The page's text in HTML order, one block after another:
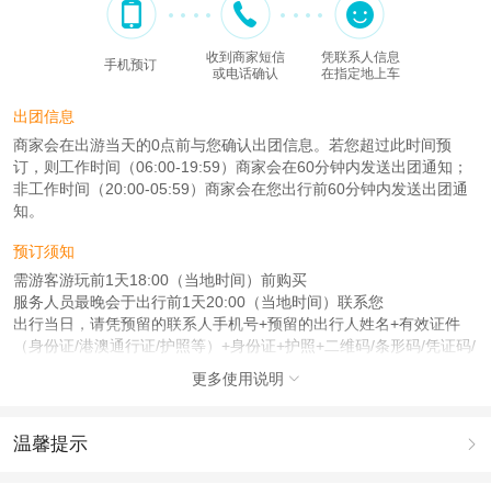
手机预订
收到商家短信
或电话确认
凭联系人信息
在指定地上车
出团信息
商家会在出游当天的0点前与您确认出团信息。若您超过此时间预
订，则工作时间（06:00-19:59）商家会在60分钟内发送出团通知；
非工作时间（20:00-05:59）商家会在您出行前60分钟内发送出团通
知。
预订须知
需游客游玩前1天18:00（当地时间）前购买
服务人员最晚会于出行前1天20:00（当地时间）联系您
出行当日，请凭预留的联系人手机号+预留的出行人姓名+有效证件
（身份证/港澳通行证/护照等）+身份证+护照+二维码/条形码/凭证码/
电子票+电子确认单在预定地点集合，需携带下单时提交的证件
成人：6周岁 – 79周岁；
儿童：3周岁 – 5周岁；
更多使用说明 
温馨提示 